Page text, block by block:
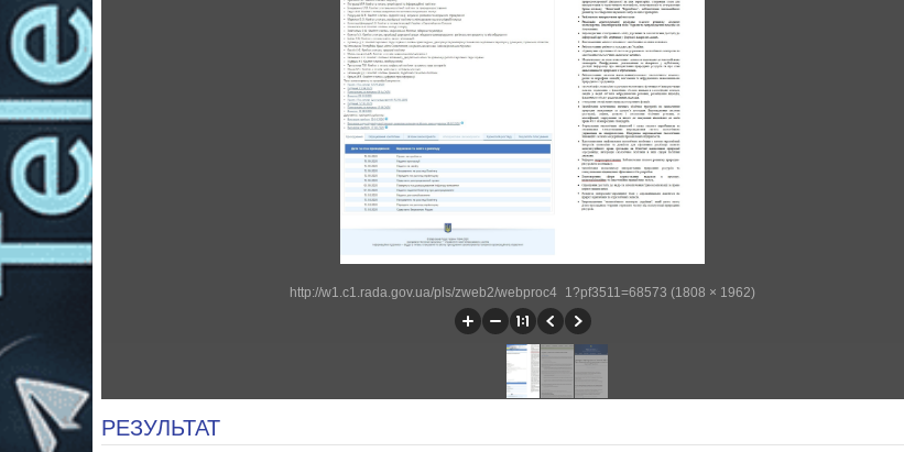
http://w1.c1.rada.gov.ua/pls/zweb2/webproc4_1?pf3511=68573 (1808 × 1962)
РЕЗУЛЬТАТ